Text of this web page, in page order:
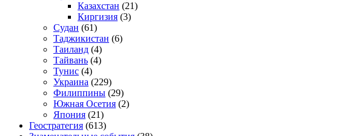
Казахстан (21)
Киргизия (3)
Судан (61)
Таджикистан (6)
Таиланд (4)
Тайвань (4)
Тунис (4)
Украина (229)
Филиппины (29)
Южная Осетия (2)
Япония (21)
Геостратегия (613)